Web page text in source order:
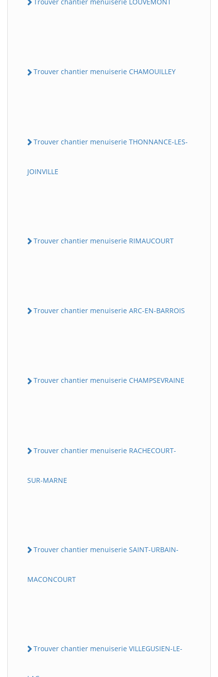
Trouver chantier menuiserie CHAMOUILLEY
Trouver chantier menuiserie THONNANCE-LES-
JOINVILLE
Trouver chantier menuiserie RIMAUCOURT
Trouver chantier menuiserie ARC-EN-BARROIS
Trouver chantier menuiserie CHAMPSEVRAINE
Trouver chantier menuiserie RACHECOURT-
SUR-MARNE
Trouver chantier menuiserie SAINT-URBAIN-
MACONCOURT
Trouver chantier menuiserie VILLEGUSIEN-LE-